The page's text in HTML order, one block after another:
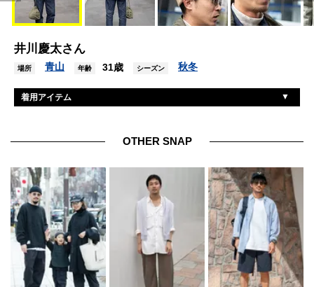
井川慶太さん
場所 青山 年齢 31歳 シーズン 秋冬
着用アイテム
デニム ウェアハウス
シューズ コンバース
帽子 ノーブランド
パリミキ
バッグ ビームス
OTHER SNAP